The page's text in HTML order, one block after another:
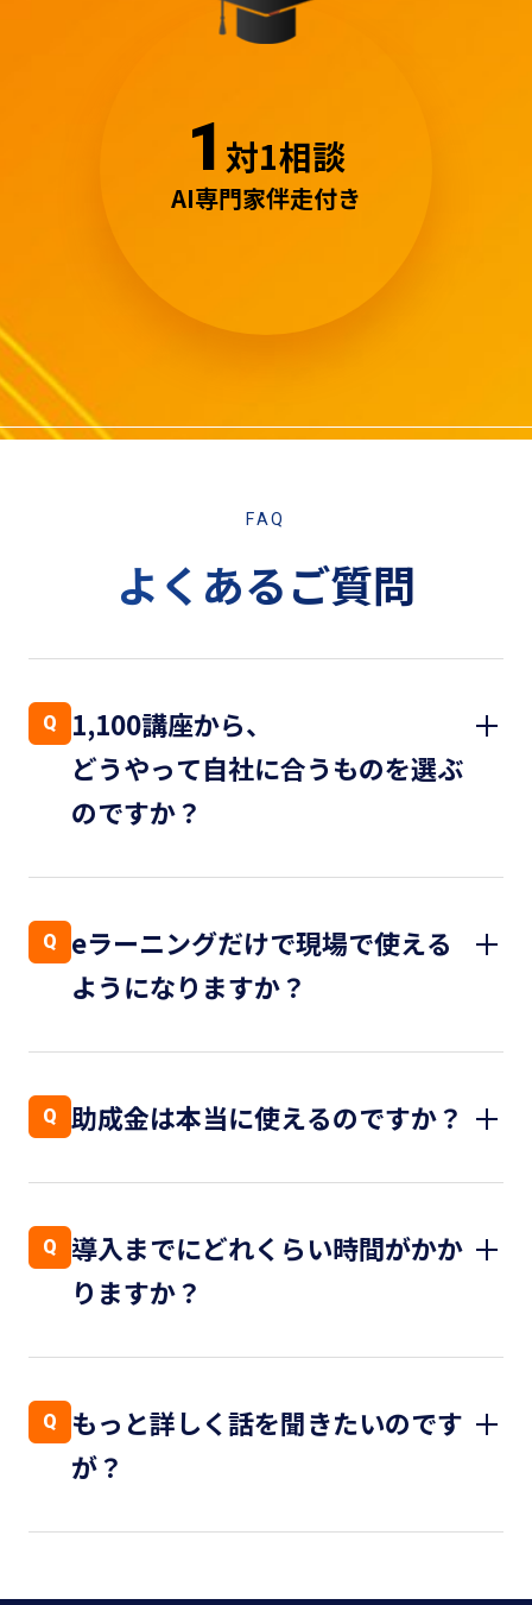
1 対1相談
AI専門家伴走付き
FAQ
よくあるご質問
Q
1,100講座から、
どうやって自社に合うものを選ぶ
のですか？
在の課題を伺い、生産性インパクトの大きい
講座を優先順位付きで提案します。
せん。
Q
eラーニングだけで現場で使える
ようになりますか？
よるハンズオンレクチャーを標準提供してい
実際の業務シーンに沿って、講師が伴走しな
がら実装支援します。
Q 助成金は本当に使えるのですか？
のある助成金の活用可否を診断し、
申請サポートまで対応します。診断結果は無
Q
導入までにどれくらい時間がかか
りますか？
キュラム提案・見積取得までは最短3営業
日。
Q
もっと詳しく話を聞きたいのです
が？
サービス概要・活用イメージをご説明します